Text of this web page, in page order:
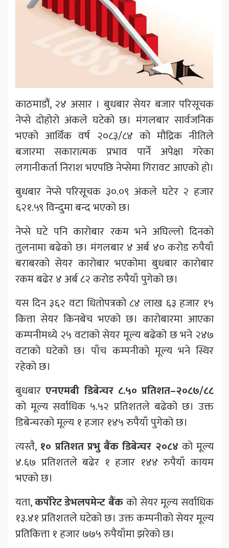
काठमाडौंं, २४ असार । बुधबार सेयर बजार परिसूचक
नेप्से दोहोरो अंकले घटेको छ। मंगलबार सार्वजनिक
भएको आर्थिक वर्ष २०८३/८४ को मौद्रिक नीतिले
बजारमा सकारात्मक प्रभाव पार्ने अपेक्षा गरेका
लगानीकर्ता निराश भएपछि नेप्सेमा गिरावट आएको हो।
बुधबार नेप्से परिसूचक ३०.०९ अंकले घटेर २ हजार
६२१.५९ विन्दुमा बन्द भएको छ।
नेप्से घटे पनि कारोबार रकम भने अघिल्लो दिनको
तुलनामा बढेको छ। मंगलबार ४ अर्ब ४० करोड रुपैयाँ
बराबरको सेयर कारोबार भएकोमा बुधबार कारोबार
रकम बढेर ४ अर्ब ८२ करोड रुपैयाँ पुगेको छ।
यस दिन ३६२ वटा धितोपत्रको ८४ लाख ६३ हजार १५
कित्ता सेयर किनबेच भएको छ। कारोबारमा आएका
कम्पनीमध्ये २५ वटाको सेयर मूल्य बढेको छ भने २४७
वटाको घटेको छ। पाँच कम्पनीको मूल्य भने स्थिर
रहेको छ।
बुधबारएनएमबी डिबेन्चर ८.५० प्रतिशत–२०८७/८८
को मूल्य सर्वाधिक ५.५२ प्रतिशतले बढेको छ। उक्त
डिबेन्चरको मूल्य १ हजार १४५ रुपैयाँ पुगेको छ।
त्यस्तै, १० प्रतिशत प्रभु बैंक डिबेन्चर २०८४ को मूल्य
४.६७ प्रतिशतले बढेर १ हजार १४४ रुपैयाँ कायम
भएको छ।
यता,कर्पोरेट डेभलपमेन्ट बैंकको सेयर मूल्य सर्वाधिक
१३.४१ प्रतिशतले घटेको छ। उक्त कम्पनीको सेयर मूल्य
प्रतिकित्ता १ हजार ७७५ रुपैयाँमा झरेको छ।